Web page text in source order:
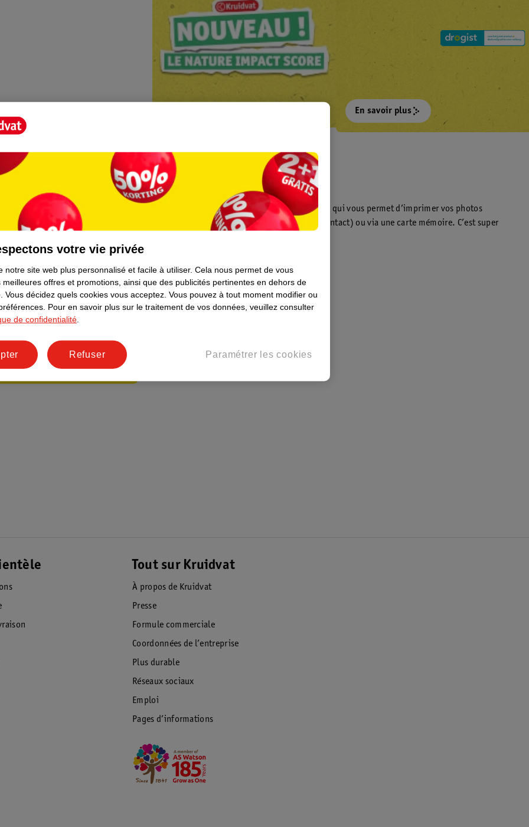
marque Kruidvat
En savoir plus
Plus besoin de rester
Borne photo Kruidvat
En magasin, vous trouverez une borne photo qui vous permet d’imprimer vos photos
directement depuis votre téléphone (sans contact) ou via une carte mémoire. C’est super
au 16
Tout sur Kruidvat
À propos de Kruidvat
Presse
Formule commerciale
Coordonnées de l’entreprise
Plus durable
Réseaux sociaux
Emploi
Pages d’informations
votre vie privée
notre site web plus personnalisé et facile à utiliser. Cela nous permet de vous
meilleures offres et promotions, ainsi que des publicités pertinentes en dehors de
Vous décidez quels cookies vous acceptez. Vous pouvez à tout moment modifier ou
Pour en savoir plus sur le traitement de vos données, veuillez consulter
de confidentialité
Paramétrer les cookies
Refuser